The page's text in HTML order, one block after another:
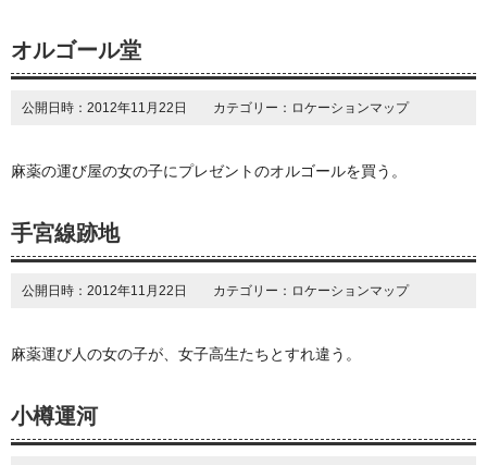
オルゴール堂
公開日時：2012年11月22日 カテゴリー：ロケーションマップ
麻薬の運び屋の女の子にプレゼントのオルゴールを買う。
手宮線跡地
公開日時：2012年11月22日 カテゴリー：ロケーションマップ
麻薬運び人の女の子が、女子高生たちとすれ違う。
小樽運河